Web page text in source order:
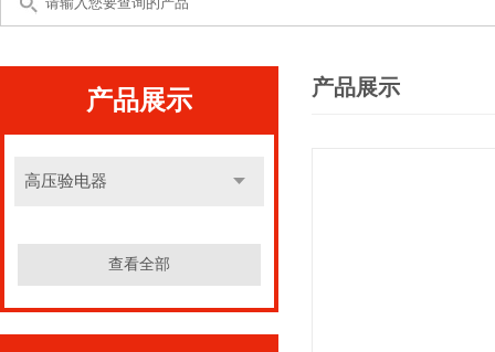
产品展示
高压验电器
查看全部
产品展示